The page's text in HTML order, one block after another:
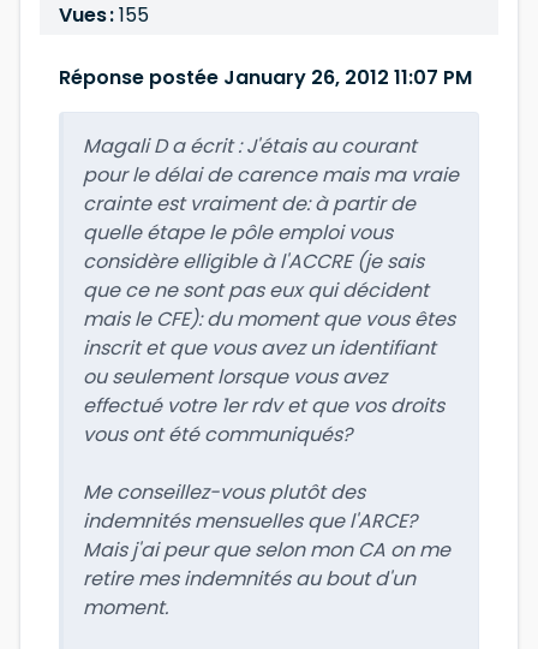
Vues :155
Réponse postée January 26, 2012 11:07 PM
Magali D a écrit :J'étais au courant
pour le délai de carence mais ma vraie
crainte est vraiment de: à partir de
quelle étape le pôle emploi vous
considère elligible à l'ACCRE (je sais
que ce ne sont pas eux qui décident
mais le CFE): du moment que vous êtes
inscrit et que vous avez un identifiant
ou seulement lorsque vous avez
effectué votre 1er rdv et que vos droits
vous ont été communiqués?
Me conseillez-vous plutôt des
indemnités mensuelles que l'ARCE?
Mais j'ai peur que selon mon CA on me
retire mes indemnités au bout d'un
moment.